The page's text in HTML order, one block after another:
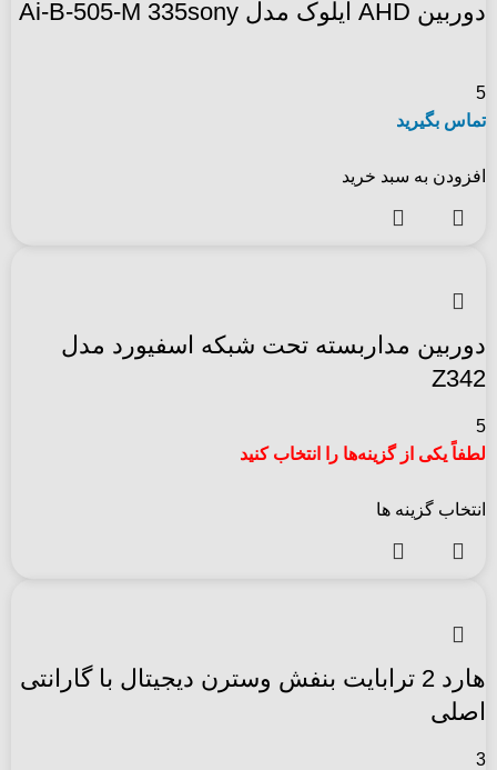
دوربین AHD آیلوک مدل Ai-B-505-M 335sony
5
تماس بگیرید
افزودن به سبد خرید
دوربین مداربسته تحت شبکه اسفیورد مدل
Z342
5
لطفاً یکی از گزینه‌ها را انتخاب کنید
انتخاب گزینه ها
هارد 2 ترابایت بنفش وسترن دیجیتال با گارانتی
اصلی
3